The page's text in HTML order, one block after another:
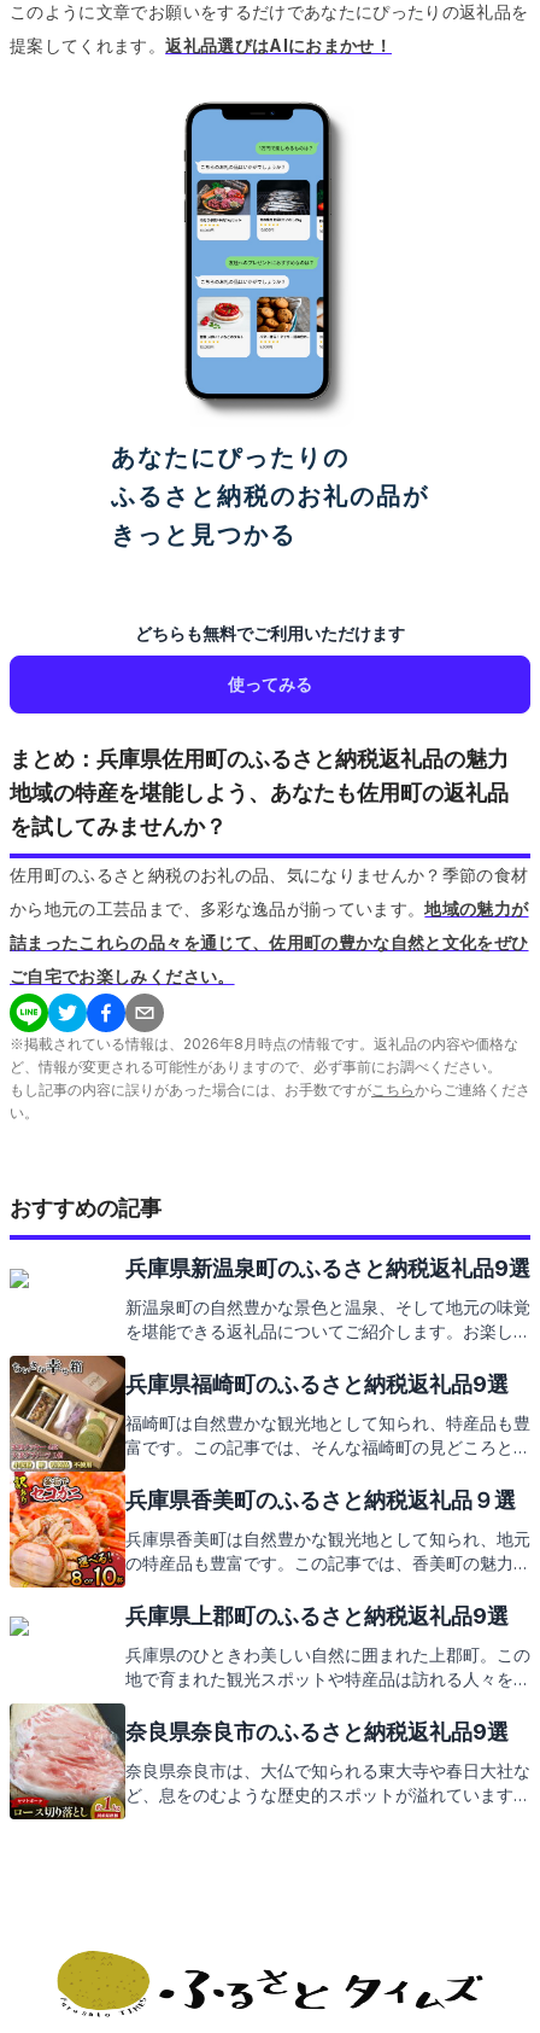
このように文章でお願いをするだけであなたにぴったりの返礼品を
提案してくれます。返礼品選びはAIにおまかせ！
あなたにぴったりの
ふるさと納税のお礼の品が
きっと見つかる
どちらも無料でご利用いただけます
使ってみる
まとめ：兵庫県佐用町のふるさと納税返礼品の魅力
地域の特産を堪能しよう、あなたも佐用町の返礼品
を試してみませんか？
佐用町のふるさと納税のお礼の品、気になりませんか？季節の食材
から地元の工芸品まで、多彩な逸品が揃っています。地域の魅力が
詰まったこれらの品々を通じて、佐用町の豊かな自然と文化をぜひ
ご自宅でお楽しみください。
※掲載されている情報は、 2026年8 月時点の情報です。返礼品の内容や価格な
ど、情報が変更される可能性がありますので、必ず事前にお調べください。
もし記事の内容に誤りがあった場合には、お手数ですがこちらからご連絡くださ
い。
おすすめの記事
兵庫県新温泉町のふるさと納税返礼品9選
新温泉町の自然豊かな景色と温泉、そして地元の味覚
を堪能できる返礼品についてご紹介します。お楽しみ
兵庫県福崎町のふるさと納税返礼品9選
福崎町は自然豊かな観光地として知られ、特産品も豊
富です。この記事では、そんな福崎町の見どころと、
味覚や工芸品など、心躍る返礼品の数々をご期待くだ
兵庫県香美町のふるさと納税返礼品９選
兵庫県香美町は自然豊かな観光地として知られ、地元
の特産品も豊富です。この記事では、香美町の魅力を
品にもご期待ください。
兵庫県上郡町のふるさと納税返礼品9選
兵庫県のひときわ美しい自然に囲まれた上郡町。この
地で育まれた観光スポットや特産品は訪れる人々を魅
特色を生かした返礼品が皆様をお待ちしております。
ぞご期待ください。
奈良県奈良市のふるさと納税返礼品9選
奈良県奈良市は、大仏で知られる東大寺や春日大社な
ど、息をのむような歴史的スポットが溢れています。